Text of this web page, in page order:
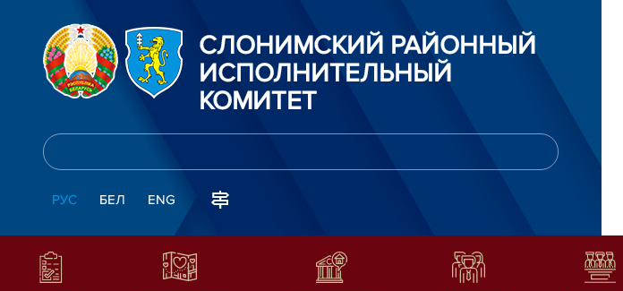
СЛОНИМСКИЙ РАЙОННЫЙ
ИСПОЛНИТЕЛЬНЫЙ
КОМИТЕТ
РУС БЕЛ ENG